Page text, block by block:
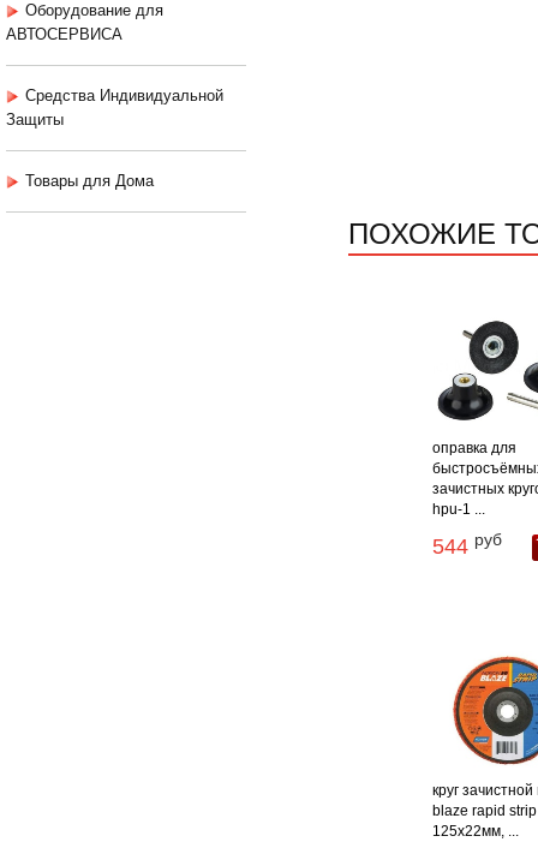
Оборудование для
АВТОСЕРВИСА
Средства Индивидуальной
Защиты
Товары для Дома
ПОХОЖИЕ
оправка для
зачистных
hpu-1 ...
544 руб
круг
blaze rapid strip
125x22мм, ...